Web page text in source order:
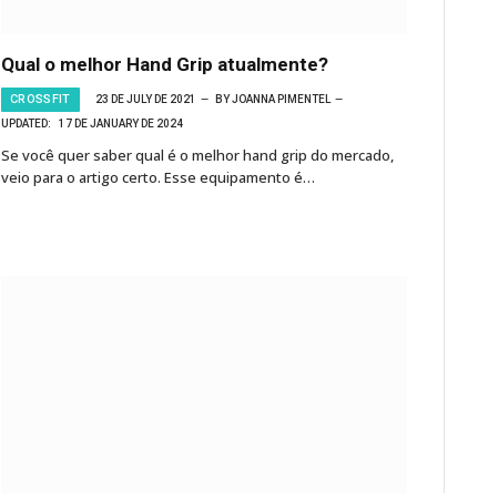
Qual o melhor Hand Grip atualmente?
CROSSFIT 23 DE JULY DE 2021 BY JOANNA PIMENTEL
UPDATED:
17 DE JANUARY DE 2024
Se você quer saber qual é o melhor hand grip do mercado,
veio para o artigo certo. Esse equipamento é…